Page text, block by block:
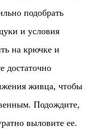
подобрать
и условия
на крючке и
достаточно
живца, чтобы
Подождите,
выловите ее.